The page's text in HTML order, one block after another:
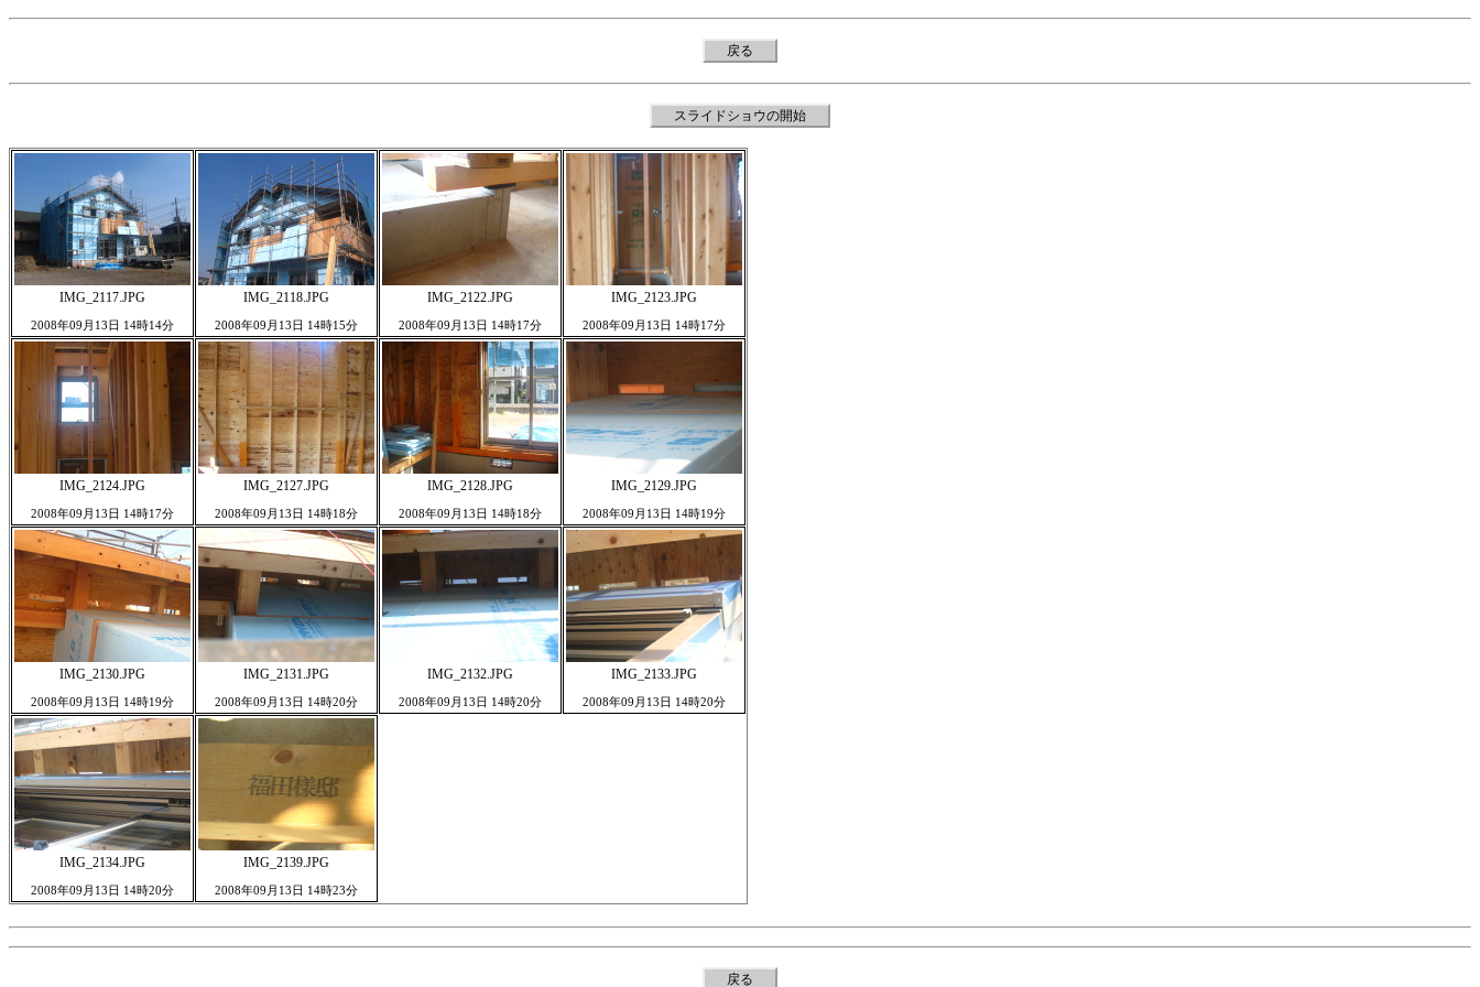
戻る
スライドショウの開始
IMG_2117.JPG
2008年09月13日 14時14分
IMG_2118.JPG
2008年09月13日 14時15分
IMG_2122.JPG
2008年09月13日 14時17分
IMG_2123.JPG
2008年09月13日 14時17分
IMG_2124.JPG
2008年09月13日 14時17分
IMG_2127.JPG
2008年09月13日 14時18分
IMG_2128.JPG
2008年09月13日 14時18分
IMG_2129.JPG
2008年09月13日 14時19分
IMG_2130.JPG
2008年09月13日 14時19分
IMG_2131.JPG
2008年09月13日 14時20分
IMG_2132.JPG
2008年09月13日 14時20分
IMG_2133.JPG
2008年09月13日 14時20分
IMG_2134.JPG
2008年09月13日 14時20分
IMG_2139.JPG
2008年09月13日 14時23分
戻る